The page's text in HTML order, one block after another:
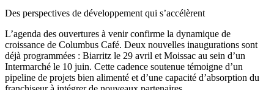
Des perspectives de développement qui s’accélèrent
L’agenda des ouvertures à venir confirme la dynamique de
croissance de Columbus Café. Deux nouvelles inaugurations sont
déjà programmées : Biarritz le 29 avril et Moissac au sein d’un
Intermarché le 10 juin. Cette cadence soutenue témoigne d’un
pipeline de projets bien alimenté et d’une capacité d’absorption du